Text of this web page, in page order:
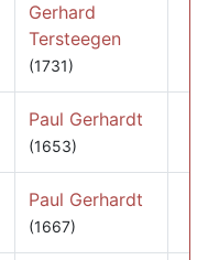
Gerhard
Tersteegen
(1731)
Paul Gerhardt
(1653)
Paul Gerhardt
(1667)